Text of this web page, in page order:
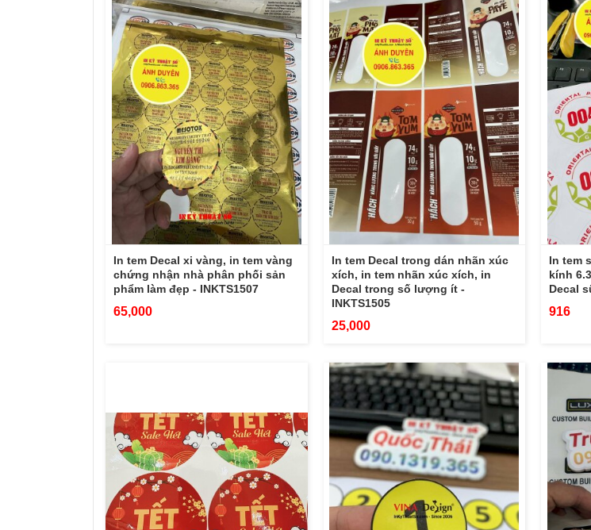
In tem Decal xi vàng, in tem vàng
chứng nhận nhà phân phối sản
phẩm làm đẹp - INKTS1507
65,000
In tem Decal trong dán nhãn xúc
xích, in tem nhãn xúc xích, in
Decal trong số lượng ít -
INKTS1505
25,000
In tem
kính
Decal
916